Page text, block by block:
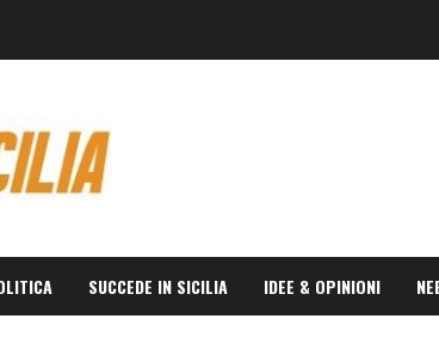
SUCCEDE IN SICILIA IDEE & OPINIONI